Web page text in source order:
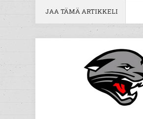
JAA TÄMÄ ARTIKKELI